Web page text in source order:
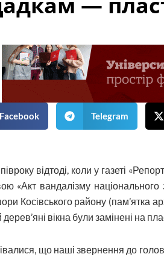
Facebook Telegram
відтоді, коли у газеті
«Акт вандалізму
Косівського району (пам’ятка
дерев’яні вікна були замінені на
що наші звернення до